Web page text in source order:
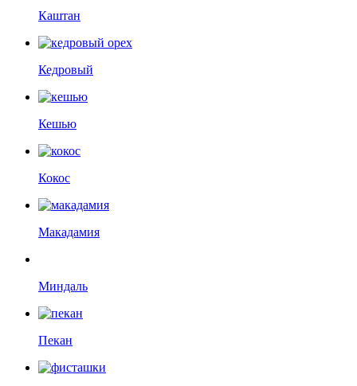
Каштан
Кедровый
Кешью
Кокос
Макадамия
Миндаль
Пекан